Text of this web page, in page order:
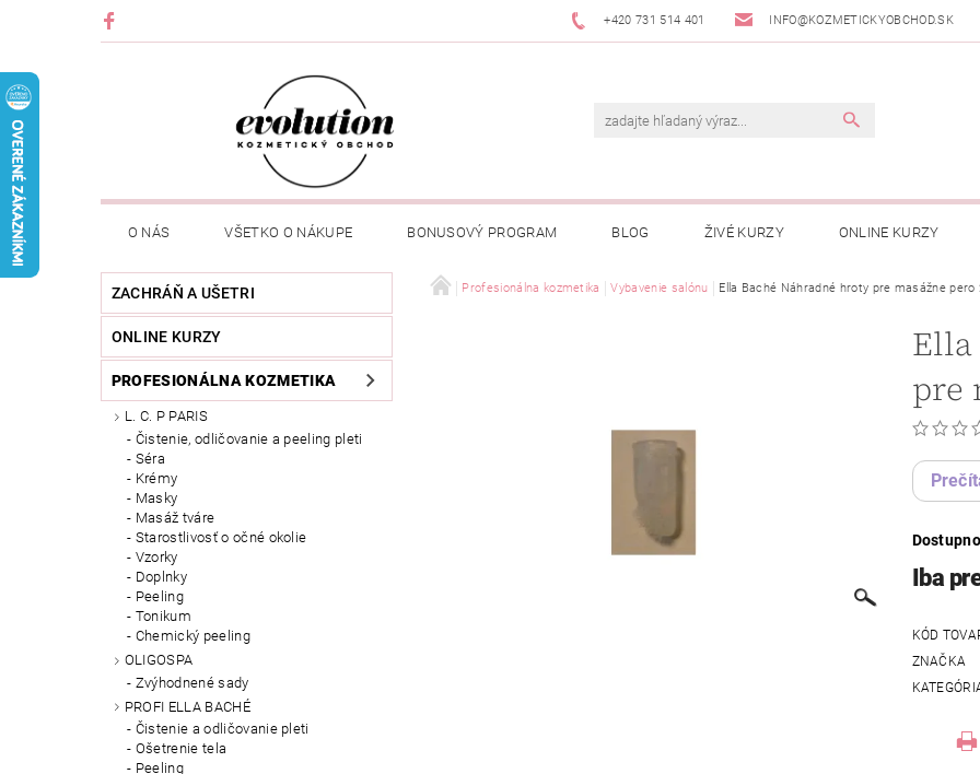
+420 731 514 401 INFO@KOZMETICKYOBCHOD.SK
O NÁS VŠETKO O NÁKUPE BONUSOVÝ PROGRAM BLOG ŽIVÉ KURZY ONLINE KURZY
ZACHRÁŇ A UŠETRI
ONLINE KURZY
PROFESIONÁLNA KOZMETIKA
L. C. P PARIS
Čistenie, odličovanie a peeling pleti
Séra
Krémy
Masky
Masáž tváre
Starostlivosť o očné okolie
Vzorky
Doplnky
Peeling
Tonikum
Chemický peeling
OLIGOSPA
Zvýhodnené sady
PROFI ELLA BACHÉ
Čistenie a odličovanie pleti
Ošetrenie tela
Peeling
Profesionálna kozmetika Vybavenie salónu Ella Baché Náhradné hroty pre masážne pero
pre
Iba
KÓD
ZNAČKA